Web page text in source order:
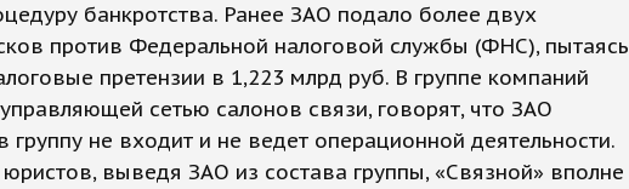
банкротства. Ранее ЗАО подало более двух
против Федеральной налоговой службы (ФНС), пытаясь
претензии в 1,223 млрд руб. В группе компаний
сетью салонов связи, говорят, что ЗАО
группу не входит и не ведет операционной деятельности.
выведя ЗАО из состава группы, «Связной» вполне